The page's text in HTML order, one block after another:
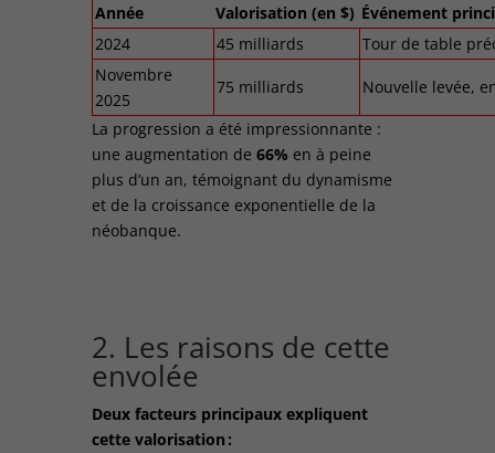
Année Valorisation (en $) Événement
2024
45 milliards
Tour de table
Novembre
2025
75 milliards
Nouvelle levée,
La progression a été impressionnante :
une augmentation de 66% en à peine
plus d’un an, témoignant du dynamisme
et de la croissance exponentielle de la
néobanque.
2. Les raisons de cette
envolée
Deux facteurs principaux expliquent
cette valorisation :